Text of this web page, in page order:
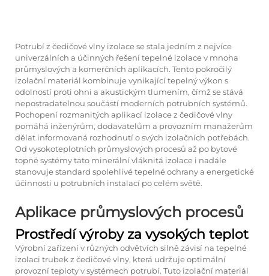
Potrubí z čedičové vlny izolace se stala jedním z nejvíce
univerzálních a účinných řešení tepelné izolace v mnoha
průmyslových a komerčních aplikacích. Tento pokročilý
izolační materiál kombinuje vynikající tepelný výkon s
odolností proti ohni a akustickým tlumením, čímž se stává
nepostradatelnou součástí moderních potrubních systémů.
Pochopení rozmanitých aplikací izolace z čedičové vlny
pomáhá inženýrům, dodavatelům a provozním manažerům
dělat informovaná rozhodnutí o svých izolačních potřebách.
Od vysokoteplotních průmyslových procesů až po bytové
topné systémy tato minerální vláknitá izolace i nadále
stanovuje standard spolehlivé tepelné ochrany a energetické
účinnosti u potrubních instalací po celém světě.
Aplikace průmyslových procesů
Prostředí výroby za vysokých teplot
Výrobní zařízení v různých odvětvích silně závisí na tepelné
izolaci trubek z čedičové vlny, která udržuje optimální
provozní teploty v systémech potrubí. Tuto izolační materiál